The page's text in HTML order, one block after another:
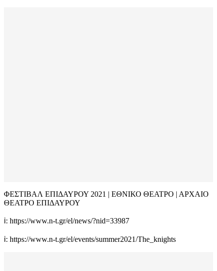
ΦΕΣΤΙΒΑΛ ΕΠΙΔΑΥΡΟΥ 2021 | ΕΘΝΙΚΟ ΘΕΑΤΡΟ | ΑΡΧΑΙΟ
ΘΕΑΤΡΟ ΕΠΙΔΑΥΡΟΥ
ℹ️: https://www.n-t.gr/el/news/?nid=33987
ℹ️: https://www.n-t.gr/el/events/summer2021/The_knights